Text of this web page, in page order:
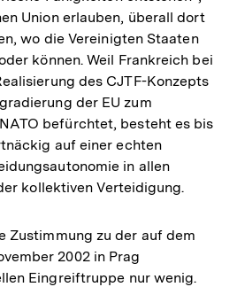
Union erlauben, überall dort
wo die Vereinigten Staaten
können. Weil Frankreich bei
des CJTF-Konzepts
der EU zum
befürchtet, besteht es bis
auf einer echten
in allen
kollektiven Verteidigung.
Zustimmung zu der auf dem
2002 in Prag
Eingreiftruppe nur wenig.